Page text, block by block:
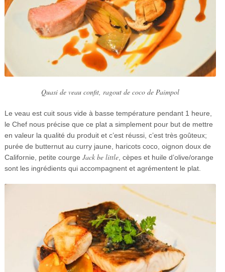
Quasi de veau confit, ragout de coco de Paimpol
Le veau est cuit sous vide à basse température pendant 1 heure,
le Chef nous précise que ce plat a simplement pour but de mettre
en valeur la qualité du produit et c’est réussi, c’est très goûteux;
purée de butternut au curry jaune, haricots coco, oignon doux de
Californie, petite courge Jack be little, cèpes et huile d’olive/orange
sont les ingrédients qui accompagnent et agrémentent le plat.